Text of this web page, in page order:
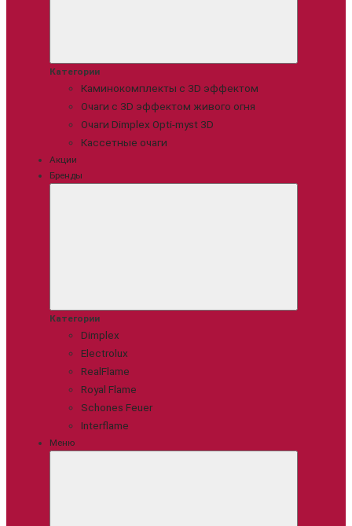
Категории
Каминокомплекты с 3D эффектом
Очаги с 3D эффектом живого огня
Очаги Dimplex Opti-myst 3D
Кассетные очаги
Акции
Бренды
Категории
Dimplex
Electrolux
RealFlame
Royal Flame
Schones Feuer
Interflame
Меню